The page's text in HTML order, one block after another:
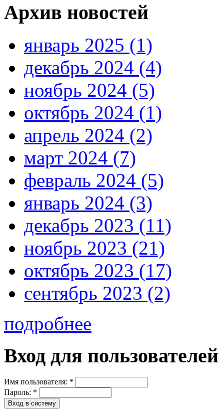
Архив новостей
январь 2025 (1)
декабрь 2024 (4)
ноябрь 2024 (5)
октябрь 2024 (1)
апрель 2024 (2)
март 2024 (7)
февраль 2024 (5)
январь 2024 (3)
декабрь 2023 (11)
ноябрь 2023 (21)
октябрь 2023 (17)
сентябрь 2023 (2)
подробнее
Вход для пользователей
Имя пользователя: *
Пароль: *